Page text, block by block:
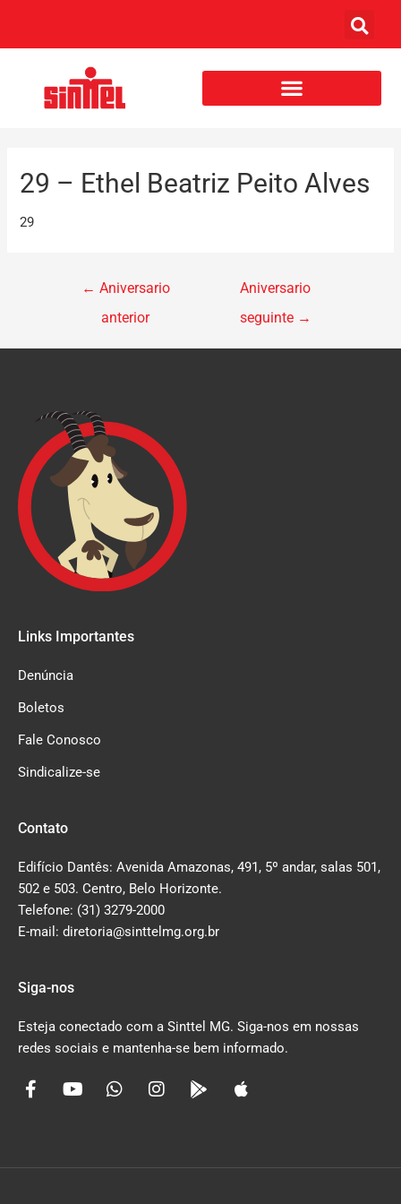
29 – Ethel Beatriz Peito Alves
29
← Aniversario
anterior
Aniversario
seguinte →
Links Importantes
Denúncia
Boletos
Fale Conosco
Sindicalize-se
Contato
Edifício Dantês: Avenida Amazonas, 491, 5º andar, salas 501,
502 e 503. Centro, Belo Horizonte.
Telefone: (31) 3279-2000
E-mail: diretoria@sinttelmg.org.br
Siga-nos
Esteja conectado com a Sinttel MG. Siga-nos em nossas
redes sociais e mantenha-se bem informado.